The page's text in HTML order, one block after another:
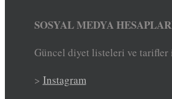
SOSYAL MEDYA
Güncel diyet listeleri ve
> Instagram